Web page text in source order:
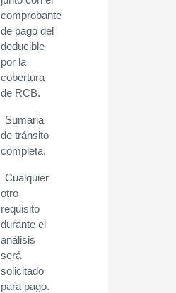
comprobante
de pago del
deducible
por la
cobertura
de RCB.
Sumaria
de tránsito
completa.
Cualquier
otro
requisito
durante el
análisis
será
solicitado
para pago.